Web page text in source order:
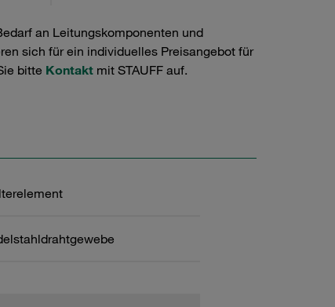
an Leitungskomponenten und
sich für ein individuelles Preisangebot für
bitte Kontakt mit STAUFF auf.